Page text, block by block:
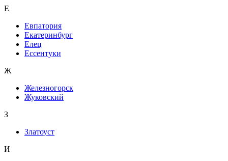
Е
Евпатория
Екатеринбург
Елец
Ессентуки
Ж
Железногорск
Жуковский
З
Златоуст
И